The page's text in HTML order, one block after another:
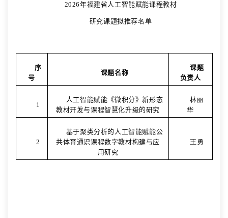
2026年福建省人工智能赋能课程教材
研究课题拟推荐名单
序
号
课题名称
课题
负责人
1
人工智能赋能《微积分》新形态
教材开发与课程智慧化升级的研究
林丽
华
2
基于聚类分析的人工智能赋能公
共体育通识课程数字教材构建与应
用研究
王勇